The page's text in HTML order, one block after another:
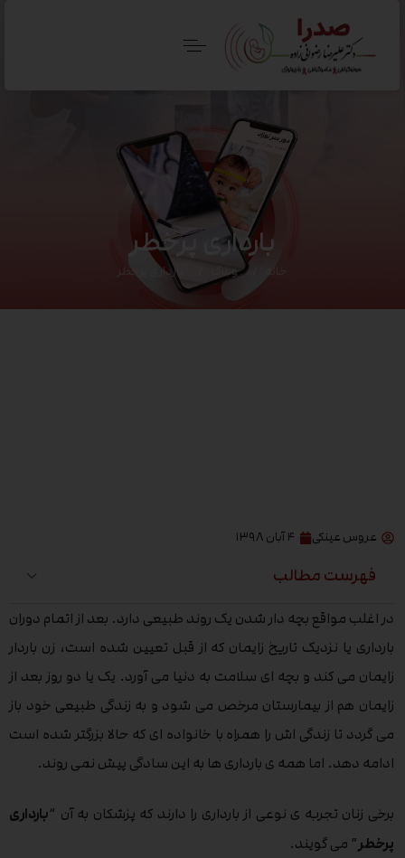
بارداری پرخطر
خانه وبلاگ بارداری پرخطر
عروس عینکی ۴ آبان ۱۳۹۸
فهرست مطالب
در اغلب مواقع بچه دار شدن یک روند طبیعی دارد. بعد از اتمام دوران
بارداری یا نزدیک تاریخ زایمان که از قبل تعیین شده است، زن باردار
زایمان می کند و بچه ای سلامت به دنیا می آورد. یک یا دو روز بعد از
زایمان هم از بیمارستان مرخص می شود و به زندگی طبیعی خود باز
می گردد تا زندگی اش را همراه با خانواده ای که حالا بزرگتر شده است
ادامه دهد. اما همه ی بارداری ها به این سادگی پیش نمی روند.
برخی زنان تجربه ی نوعی از بارداری را دارند که پزشکان به آن “بارداری
پرخطر” می گویند.